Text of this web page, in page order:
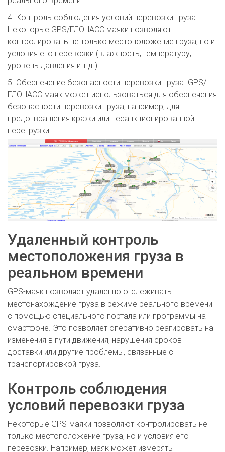
4. Контроль соблюдения условий перевозки груза.
Некоторые GPS/ГЛОНАСС маяки позволяют
контролировать не только местоположение груза, но и
условия его перевозки (влажность, температуру,
уровень давления и т.д.).
5. Обеспечение безопасности перевозки груза. GPS/
ГЛОНАСС маяк может использоваться для обеспечения
безопасности перевозки груза, например, для
предотвращения кражи или несанкционированной
перегрузки.
Удаленный контроль
местоположения груза в
реальном времени
GPS-маяк позволяет удаленно отслеживать
местонахождение груза в режиме реального времени
с помощью специального портала или программы на
смартфоне. Это позволяет оперативно реагировать на
изменения в пути движения, нарушения сроков
доставки или другие проблемы, связанные с
транспортировкой груза.
Контроль соблюдения
условий перевозки груза
Некоторые GPS-маяки позволяют контролировать не
только местоположение груза, но и условия его
перевозки. Например, маяк может измерять